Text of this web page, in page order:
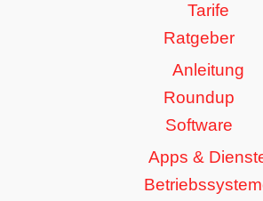
Tarife
Ratgeber
Anleitung
Roundup
Software
Apps &